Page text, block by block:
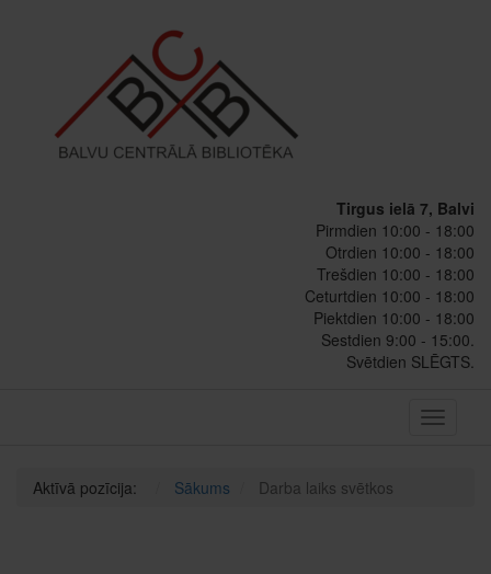
Tirgus ielā 7, Balvi
Pirmdien 10:00 - 18:00
Otrdien 10:00 - 18:00
Trešdien 10:00 - 18:00
Ceturtdien 10:00 - 18:00
Piektdien 10:00 - 18:00
Sestdien 9:00 - 15:00.
Svētdien SLĒGTS.
Toggle
Aktīvā pozīcija: Sākums Darba laiks svētkos